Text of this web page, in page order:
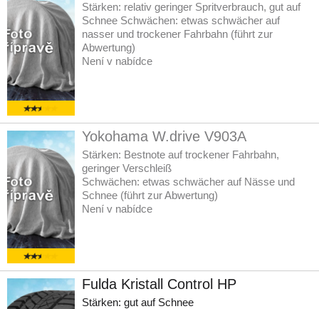
Stärken: relativ geringer Spritverbrauch, gut auf
Schnee Schwächen: etwas schwächer auf
nasser und trockener Fahrbahn (führt zur
Abwertung)
Není v nabídce
Yokohama W.drive V903A
Stärken: Bestnote auf trockener Fahrbahn,
geringer Verschleiß
Schwächen: etwas schwächer auf Nässe und
Schnee (führt zur Abwertung)
Není v nabídce
Fulda Kristall Control HP
Stärken: gut auf Schnee